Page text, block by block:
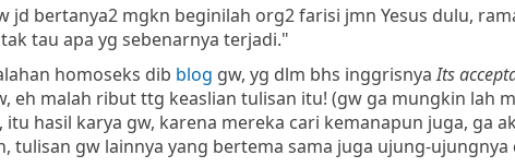
jd bertanya2 mgkn beginilah org2 farisi jmn Yesus dulu,
tau apa yg sebenarnya terjadi."
homoseks dib blog gw, yg dlm bhs inggrisnyaIts
eh malah ribut ttg keaslian tulisan itu! (gw ga mungkin lah
hasil karya gw, karena mereka cari kemanapun juga, ga
tulisan gw lainnya yang bertema sama juga ujung-